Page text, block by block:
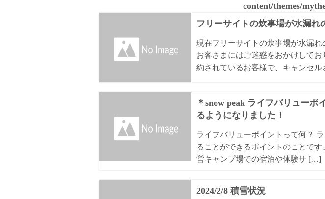
content/themes/
フリーサイトの炊事場が水漏れ
現在フリーサイトの炊事場が水漏れ
お客さまにはご迷惑をおかけして
約されているお客様で、キャンセ
＊snow peak ライフバリュー
るようになりました！
ライフバリューポイントって何？
ることができるポイントのことで
営キャンプ場での宿泊や体験サ […]
2024/2/8 積雪状況